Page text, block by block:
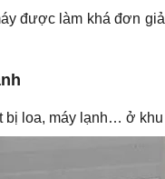
được làm khá đơn
bị loa, máy lạnh… ở